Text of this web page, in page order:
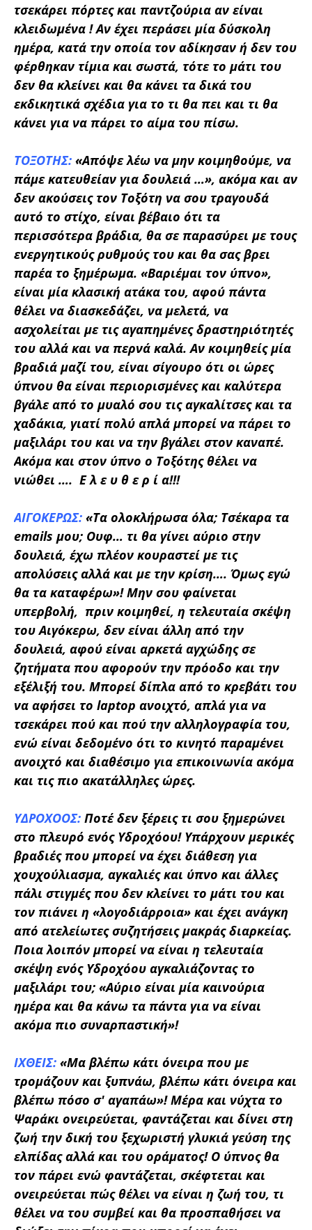
τσεκάρει πόρτες και παντζούρια αν είναι
κλειδωμένα ! Αν έχει περάσει μία δύσκολη
ημέρα, κατά την οποία τον αδίκησαν ή δεν του
φέρθηκαν τίμια και σωστά, τότε το μάτι του
δεν θα κλείνει και θα κάνει τα δικά του
εκδικητικά σχέδια για το τι θα πει και τι θα
κάνει για να πάρει το αίμα του πίσω.
ΤΟΞΟΤΗΣ: «Απόψε λέω να μην κοιμηθούμε, να
πάμε κατευθείαν για δουλειά …», ακόμα και αν
δεν ακούσεις τον Τοξότη να σου τραγουδά
αυτό το στίχο, είναι βέβαιο ότι τα
περισσότερα βράδια, θα σε παρασύρει με τους
ενεργητικούς ρυθμούς του και θα σας βρει
παρέα το ξημέρωμα. «Βαριέμαι τον ύπνο»,
είναι μία κλασική ατάκα του, αφού πάντα
θέλει να διασκεδάζει, να μελετά, να
ασχολείται με τις αγαπημένες δραστηριότητές
του αλλά και να περνά καλά. Αν κοιμηθείς μία
βραδιά μαζί του, είναι σίγουρο ότι οι ώρες
ύπνου θα είναι περιορισμένες και καλύτερα
βγάλε από το μυαλό σου τις αγκαλίτσες και τα
χαδάκια, γιατί πολύ απλά μπορεί να πάρει το
μαξιλάρι του και να την βγάλει στον καναπέ.
Ακόμα και στον ύπνο ο Τοξότης θέλει να
νιώθει …. Ε λ ε υ θ ε ρ ί α!!!
ΑΙΓΟΚΕΡΩΣ: «Τα ολοκλήρωσα όλα; Τσέκαρα τα
emails μου; Ουφ… τι θα γίνει αύριο στην
δουλειά, έχω πλέον κουραστεί με τις
απολύσεις αλλά και με την κρίση…. Όμως εγώ
θα τα καταφέρω»!Μην σου φαίνεται
υπερβολή, πριν κοιμηθεί, η τελευταία σκέψη
του Αιγόκερω, δεν είναι άλλη από την
δουλειά, αφού είναι αρκετά αγχώδης σε
ζητήματα που αφορούν την πρόοδο και την
εξέλιξή του. Μπορεί δίπλα από το κρεβάτι του
να αφήσει το laptop ανοιχτό, απλά για να
τσεκάρει πού και πού την αλληλογραφία του,
ενώ είναι δεδομένο ότι το κινητό παραμένει
ανοιχτό και διαθέσιμο για επικοινωνία ακόμα
και τις πιο ακατάλληλες ώρες.
ΥΔΡΟΧΟΟΣ: Ποτέ δεν ξέρεις τι σου ξημερώνει
στο πλευρό ενός Υδροχόου! Υπάρχουν μερικές
βραδιές που μπορεί να έχει διάθεση για
χουχούλιασμα, αγκαλιές και ύπνο και άλλες
πάλι στιγμές που δεν κλείνει το μάτι του και
τον πιάνει η «λογοδιάρροια» και έχει ανάγκη
από ατελείωτες συζητήσεις μακράς διαρκείας.
Ποια λοιπόν μπορεί να είναι η τελευταία
σκέψη ενός Υδροχόου αγκαλιάζοντας το
μαξιλάρι του; «Αύριο είναι μία καινούρια
ημέρα και θα κάνω τα πάντα για να είναι
ακόμα πιο συναρπαστική»!
ΙΧΘΕΙΣ: «Μα βλέπω κάτι όνειρα που με
τρομάζουν και ξυπνάω, βλέπω κάτι όνειρα και
βλέπω πόσο σ' αγαπάω»!Μέρα και νύχτα το
Ψαράκι ονειρεύεται, φαντάζεται και δίνει στη
ζωή την δική του ξεχωριστή γλυκιά γεύση της
ελπίδας αλλά και του οράματος! Ο ύπνος θα
τον πάρει ενώ φαντάζεται, σκέφτεται και
ονειρεύεται πώς θέλει να είναι η ζωή του, τι
θέλει να του συμβεί και θα προσπαθήσει να